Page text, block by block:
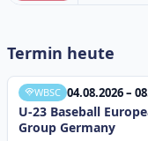
Termin heute
WBSC 04.08.2026 –
U-23 Baseball
Group Germany